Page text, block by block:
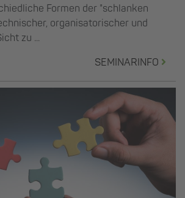
Formen der "schlanken
organisatorischer und
zu ...
SEMINARINFO